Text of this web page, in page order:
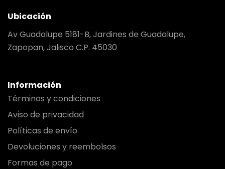
Ubicación
Av Guadalupe 5181-B, Jardines de Guadalupe,
Zapopan, Jalisco C.P. 45030
Información
Términos y condiciones
Aviso de privacidad
Políticas de envío
Devoluciones y reembolsos
Formas de pago